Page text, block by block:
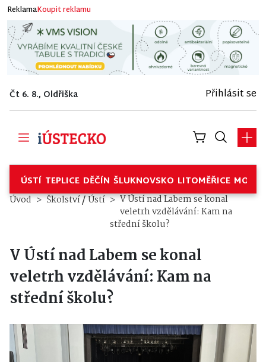
ReklamaKoupit reklamu
Čt 6. 8., Oldřiška Přihlásit se
ÚSTÍ TEPLICE DĚČÍN ŠLUKNOVSKO LITOMĚŘICE
Úvod Školství/Ústí
V Ústí nad Labem se konal
veletrh vzdělávání: Kam na
střední školu?
V Ústí nad Labem se konal
veletrh vzdělávání: Kam na
střední školu?